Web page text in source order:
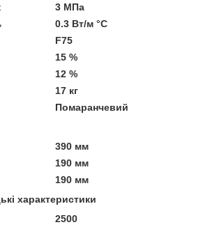
3 МПа
0.3 Вт/м °С
F75
15 %
12 %
17 кг
Помаранчевий
390 мм
190 мм
190 мм
характеристики
2500